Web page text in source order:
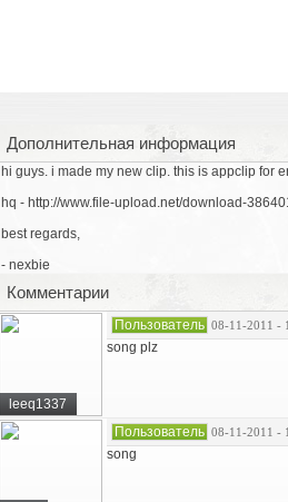
Дополнительная информация
hi guys. i made my new clip. this is appclip for
hq - http://www.file-upload.net/download-
best regards,
- nexbie
Комментарии
leeq1337
Пользователь 08-11-2011 -
song plz
Пользователь 08-11-2011 -
song